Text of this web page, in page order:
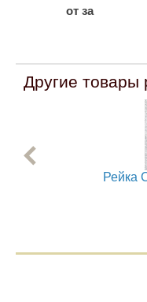
от за
Другие товары
Рейка